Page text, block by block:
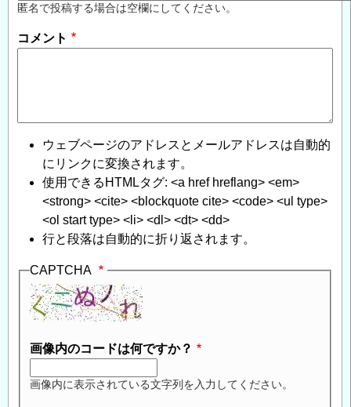
匿名で投稿する場合は空欄にしてください。
コメント
ウェブページのアドレスとメールアドレスは自動的
にリンクに変換されます。
使用できるHTMLタグ: <a href hreflang> <em>
<strong> <cite> <blockquote cite> <code> <ul type>
<ol start type> <li> <dl> <dt> <dd>
行と段落は自動的に折り返されます。
CAPTCHA
画像内のコードは何ですか？
画像内に表示されている文字列を入力してください。